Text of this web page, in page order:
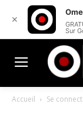
Accueil Se
✕
Sur